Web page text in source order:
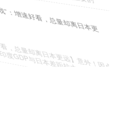
戏”：增速好看，总量却离日本更
总量却离日本更远】意外！因卢
GDP与日本差距拉大，